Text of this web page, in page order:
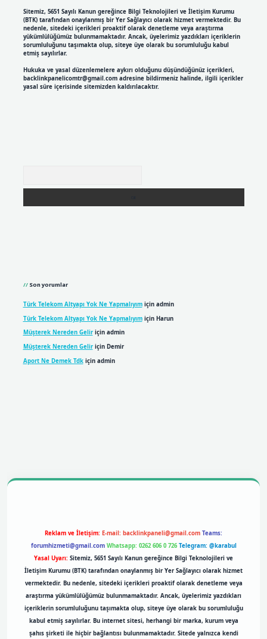
Sitemiz, 5651 Sayılı Kanun gereğince Bilgi Teknolojileri ve İletişim Kurumu
(BTK) tarafından onaylanmış bir Yer Sağlayıcı olarak hizmet vermektedir. Bu
nedenle, sitedeki içerikleri proaktif olarak denetleme veya araştırma
yükümlülüğümüz bulunmamaktadır. Ancak, üyelerimiz yazdıkları içeriklerin
sorumluluğunu taşımakta olup, siteye üye olarak bu sorumluluğu kabul
etmiş sayılırlar.
Hukuka ve yasal düzenlemelere aykırı olduğunu düşündüğünüz içerikleri,
backlinkpanelicomtr@gmail.comadresine bildirmeniz halinde, ilgili içerikler
yasal süre içerisinde sitemizden kaldırılacaktır.
Son yorumlar
Türk Telekom Altyapı Yok Ne Yapmalıyımiçin admin
Türk Telekom Altyapı Yok Ne Yapmalıyımiçin Harun
Müşterek Nereden Geliriçin admin
Müşterek Nereden Geliriçin Demir
Aport Ne Demek Tdkiçin admin
Reklam ve İletişim: E-mail: backlinkpaneli@gmail.com Teams:
forumhizmeti@gmail.com Whatsapp: 0262 606 0 726 Telegram: @karabul
Yasal Uyarı: Sitemiz, 5651 Sayılı Kanun gereğince Bilgi Teknolojileri ve
İletişim Kurumu (BTK) tarafından onaylanmış bir Yer Sağlayıcı olarak hizmet
vermektedir. Bu nedenle, sitedeki içerikleri proaktif olarak denetleme veya
araştırma yükümlülüğümüz bulunmamaktadır. Ancak, üyelerimiz yazdıkları
içeriklerin sorumluluğunu taşımakta olup, siteye üye olarak bu sorumluluğu
kabul etmiş sayılırlar. Bu internet sitesi, herhangi bir marka, kurum veya
şahıs şirketi ile hiçbir bağlantısı bulunmamaktadır. Sitede yalnızca kendi